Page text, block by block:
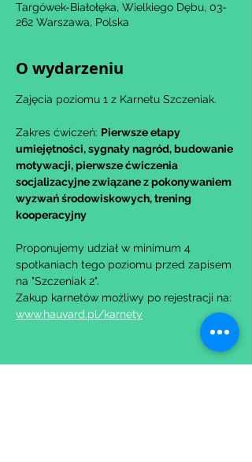
Targówek-Białołęka, Wielkiego Dębu, 03-
262 Warszawa, Polska
O wydarzeniu
Zajęcia poziomu 1 z Karnetu Szczeniak.
Zakres ćwiczeń: Pierwsze etapy
umiejętności, sygnały nagród, budowanie
motywacji, pierwsze ćwiczenia
socjalizacyjne związane z pokonywaniem
wyzwań środowiskowych, trening
kooperacyjny
Proponujemy udział w minimum 4
spotkaniach tego poziomu przed zapisem
na "Szczeniak 2".
Zakup karnetów możliwy po rejestracji na:
www.hauvard.pl/karnety